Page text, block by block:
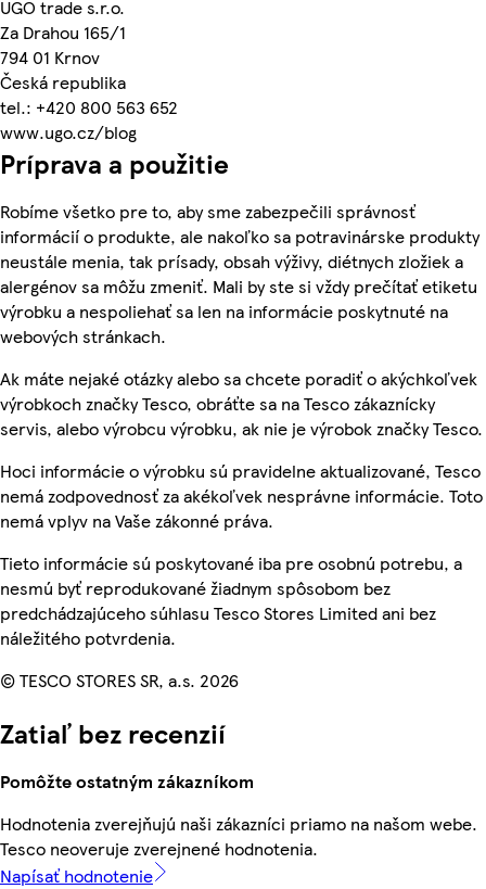
UGO trade s.r.o.
Za Drahou 165/1
794 01 Krnov
Česká republika
tel.: +420 800 563 652
www.ugo.cz/blog
Príprava a použitie
Robíme všetko pre to, aby sme zabezpečili správnosť
informácií o produkte, ale nakoľko sa potravinárske produkty
neustále menia, tak prísady, obsah výživy, diétnych zložiek a
alergénov sa môžu zmeniť. Mali by ste si vždy prečítať etiketu
výrobku a nespoliehať sa len na informácie poskytnuté na
webových stránkach.
Ak máte nejaké otázky alebo sa chcete poradiť o akýchkoľvek
výrobkoch značky Tesco, obráťte sa na Tesco zákaznícky
servis, alebo výrobcu výrobku, ak nie je výrobok značky Tesco.
Hoci informácie o výrobku sú pravidelne aktualizované, Tesco
nemá zodpovednosť za akékoľvek nesprávne informácie. Toto
nemá vplyv na Vaše zákonné práva.
Tieto informácie sú poskytované iba pre osobnú potrebu, a
nesmú byť reprodukované žiadnym spôsobom bez
predchádzajúceho súhlasu Tesco Stores Limited ani bez
náležitého potvrdenia.
© TESCO STORES SR, a.s. 2026
Zatiaľ bez recenzií
Pomôžte ostatným zákazníkom
Hodnotenia zverejňujú naši zákazníci priamo na našom webe.
Tesco neoveruje zverejnené hodnotenia.
Napísať hodnotenie